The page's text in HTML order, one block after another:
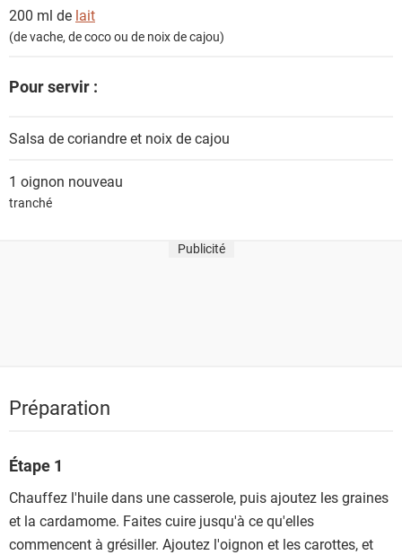
200 ml de lait
(de vache, de coco ou de noix de cajou)
Pour servir :
Salsa de coriandre et noix de cajou
1 oignon nouveau
tranché
Publicité
Préparation
Étape 1
Chauffez l'huile dans une casserole, puis ajoutez les graines
et la cardamome. Faites cuire jusqu'à ce qu'elles
commencent à grésiller. Ajoutez l'oignon et les carottes, et